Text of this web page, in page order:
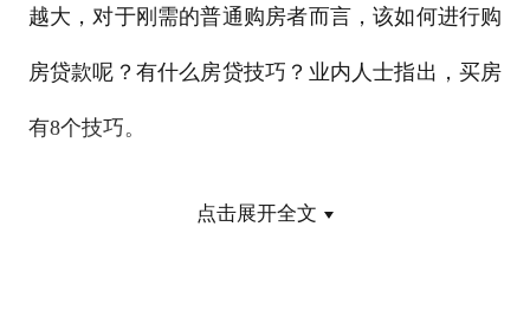
越大，对于刚需的普通购房者而言，该如何进行购
房贷款呢？有什么房贷技巧？业内人士指出，买房
有8个技巧。
1.看银行对房贷的态度点击展开全文